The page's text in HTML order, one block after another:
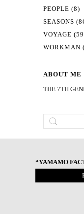
PEOPLE (8)
SEASONS
VOYAGE
WORKMAN
ABOUT ME
THE 7TH
“YAMAMO